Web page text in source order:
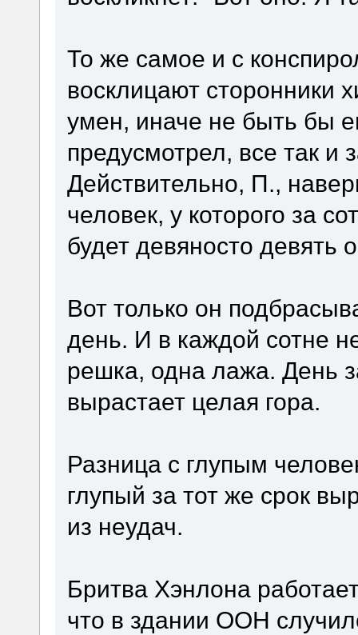
То же самое и с
восклицают сторонники
умен, иначе не быть бы
предусмотрел, все так и
Действительно, П.,
человек, у которого за
будет девяносто девять
Вот только он
день. И в каждой сотне
решка, одна лажа. День
вырастает целая гора.
Разница с глупым
глупый за тот же срок
из неудач.
Бритва Хэнлона
что в здании ООН